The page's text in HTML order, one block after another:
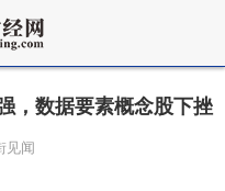
，数据要素概念股下挫
见闻